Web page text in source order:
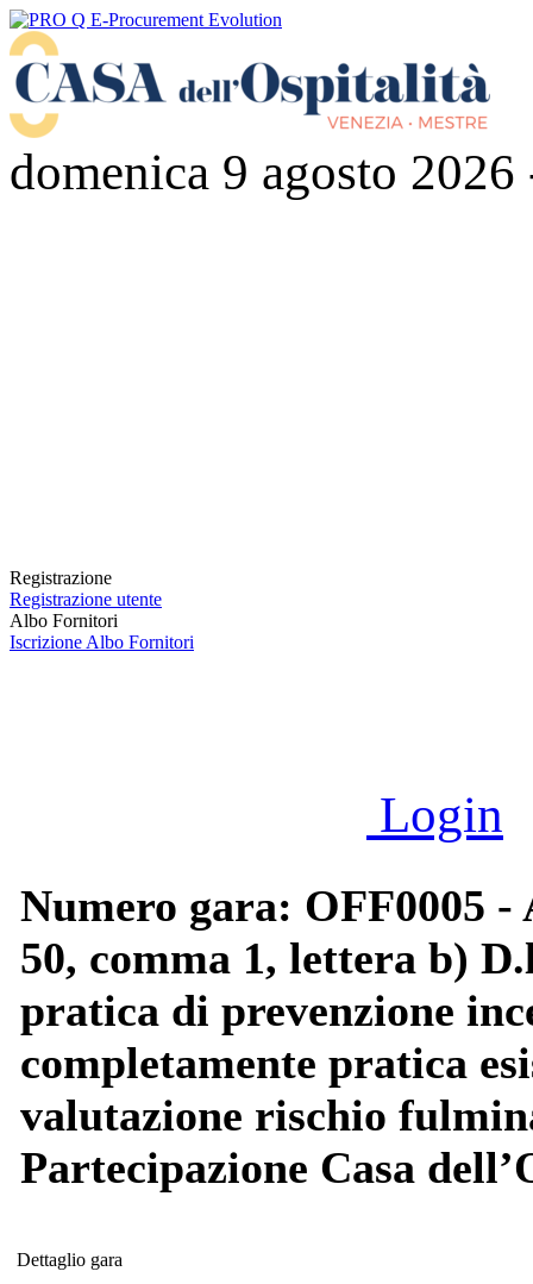
domenica 9 agosto 2026
Registrazione
Registrazione utente
Albo Fornitori
Iscrizione Albo Fornitori
Login
Numero gara: OFF0005
50, comma 1, lettera b)
pratica di prevenzione
completamente pratica
valutazione rischio
Partecipazione Casa
Dettaglio gara